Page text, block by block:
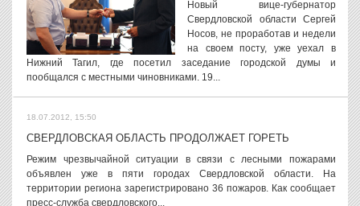
Новый вице-губернатор
Свердловской области Сергей
Носов, не проработав и недели
на своем посту, уже уехал в
Нижний Тагил, где посетил заседание городской думы и
пообщался с местными чиновниками. 19...
18.07.2012, 15:50
СВЕРДЛОВСКАЯ ОБЛАСТЬ ПРОДОЛЖАЕТ ГОРЕТЬ
Режим чрезвычайной ситуации в связи с лесными пожарами
объявлен уже в пяти городах Свердловской области. На
территории региона зарегистрировано 36 пожаров. Как сообщает
пресс-служба свердловского...